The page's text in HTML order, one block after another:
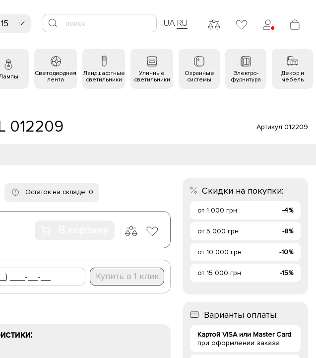
UA RU
Светодиодная
лента
Ландшафтные
светильники
Уличные
светильники
Охранные
системы
Электро-
фурнитура
Декор и
мебель
012209 Артикул 012209
Остаток на складе: 0
Купить в 1 клик
Скидки на покупки:
от 1 000 грн -4%
от 5 000 грн -8%
от 10 000 грн -10%
от 15 000 грн -15%
Варианты оплаты:
Картой VISA или Master Card
при оформлении заказа